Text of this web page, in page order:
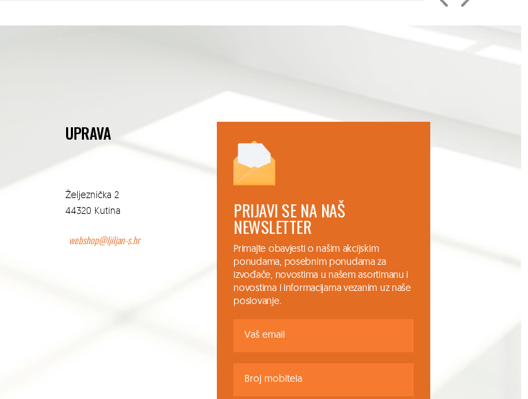
UPRAVA
Željeznička 2
44320 Kutina
webshop@ljiljan-s.hr
PRIJAVI SE NA NAŠ
NEWSLETTER
Primajte obavjesti o našim akcijskim
ponudama, posebnim ponudama za
izvođače, novostima u našem asortimanu i
novostima i informacijama vezanim uz naše
poslovanje.